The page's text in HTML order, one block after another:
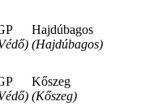
Hajdúbagos
(Hajdúbagos)
Kőszeg
(Kőszeg)